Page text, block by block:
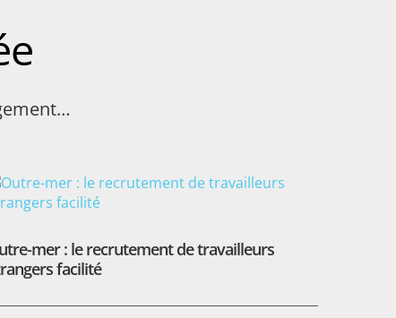
mer : le recrutement de travailleurs
facilité